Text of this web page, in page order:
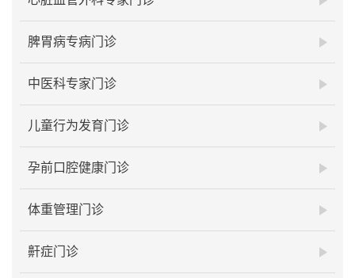
脾胃病专病门诊
中医科专家门诊
儿童行为发育门诊
孕前口腔健康门诊
体重管理门诊
鼾症门诊